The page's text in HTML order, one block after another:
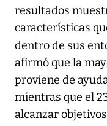
resultados
características
dentro de sus
afirmó que la
proviene de
mientras que el
alcanzar